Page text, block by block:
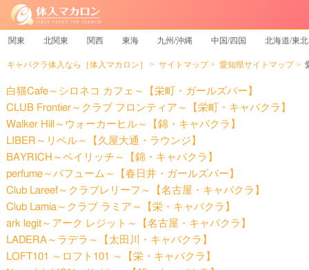
関東 北関東 関西 東海 九州/沖縄 中国/四国 北海道/東北
キャバクラ体入なら［体入マカロン］ サイトマップ 愛知県サイトマップ
白猫Cafe～シロネコ カフェ～【栄町・ガールズバー】
CLUB Frontier～クラブ フロンティア～【栄町・キャバクラ】
Walker Hill～ウォーカーヒル～【錦・キャバクラ】
LIBER～リベル～【久屋大通・ラウンジ】
BAYRICH～ベイリッチ～【錦・キャバクラ】
perfume～パフューム～【春日井・ガールズバー】
Club Lareef～クラブレリーフ～【名古屋・キャバクラ】
Club Lamia～クラブ ラミア～【栄・キャバクラ】
ark legit～アーク レジット～【名古屋・キャバクラ】
LADERA～ラデラ～【太田川・キャバクラ】
LOFT101 ～ロフト101 ～【栄・キャバクラ】